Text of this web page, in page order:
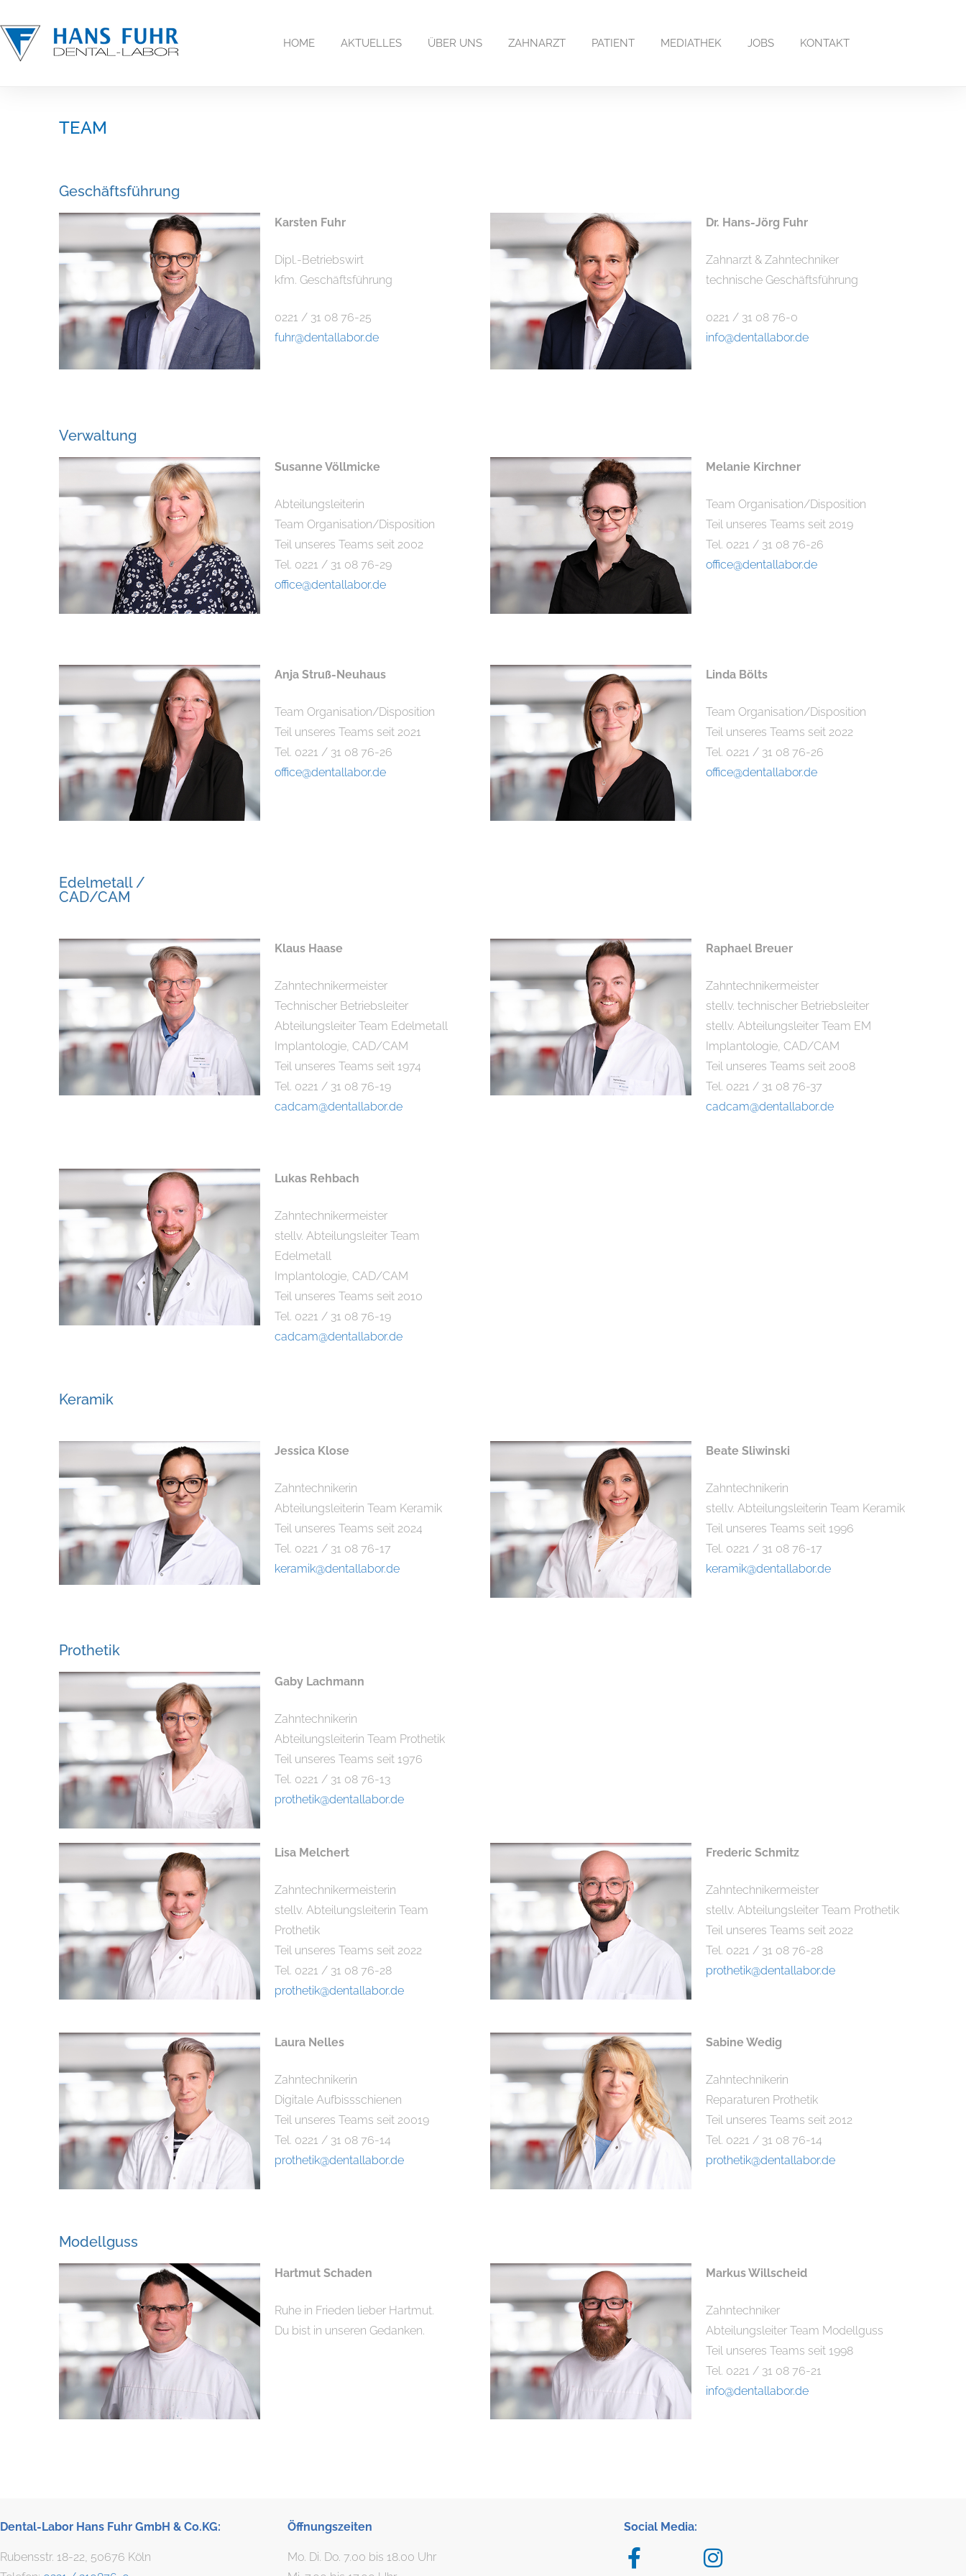
HOME AKTUELLES ÜBER UNS ZAHNARZT PATIENT MEDIATHEK JOBS KONTAKT
TEAM
Geschäftsführung
Karsten Fuhr
Dipl.-Betriebswirt
kfm. Geschäftsführung
0221 / 31 08 76-25
fuhr@dentallabor.de
Dr. Hans-Jörg Fuhr
Zahnarzt & Zahntechniker
technische Geschäftsführung
0221 / 31 08 76-0
info@dentallabor.de
Verwaltung
Susanne Völlmicke
Abteilungsleiterin
Team Organisation/Disposition
Teil unseres Teams seit 2002
Tel. 0221 / 31 08 76-29
office@dentallabor.de
Melanie Kirchner
Team Organisation/Disposition
Teil unseres Teams seit 2019
Tel. 0221 / 31 08 76-26
office@dentallabor.de
Anja Struß-Neuhaus
Team Organisation/Disposition
Teil unseres Teams seit 2021
Tel. 0221 / 31 08 76-26
office@dentallabor.de
Linda Bölts
Team Organisation/Disposition
Teil unseres Teams seit 2022
Tel. 0221 / 31 08 76-26
office@dentallabor.de
Edelmetall /
CAD/CAM
Klaus Haase
Zahntechnikermeister
Technischer Betriebsleiter
Abteilungsleiter Team Edelmetall
Implantologie, CAD/CAM
Teil unseres Teams seit 1974
Tel. 0221 / 31 08 76-19
cadcam@dentallabor.de
Raphael Breuer
Zahntechnikermeister
stellv. technischer Betriebsleiter
stellv. Abteilungsleiter Team EM
Implantologie, CAD/CAM
Teil unseres Teams seit 2008
Tel. 0221 / 31 08 76-37
cadcam@dentallabor.de
Lukas Rehbach
Zahntechnikermeister
stellv. Abteilungsleiter Team
Edelmetall
Implantologie, CAD/CAM
Teil unseres Teams seit 2010
Tel. 0221 / 31 08 76-19
cadcam@dentallabor.de
Keramik
Jessica Klose
Zahntechnikerin
Abteilungsleiterin Team Keramik
Teil unseres Teams seit 2024
Tel. 0221 / 31 08 76-17
keramik@dentallabor.de
Beate Sliwinski
Zahntechnikerin
stellv. Abteilungsleiterin Team Keramik
Teil unseres Teams seit 1996
Tel. 0221 / 31 08 76-17
keramik@dentallabor.de
Prothetik
Gaby Lachmann
Zahntechnikerin
Abteilungsleiterin Team Prothetik
Teil unseres Teams seit 1976
Tel. 0221 / 31 08 76-13
prothetik@dentallabor.de
Lisa Melchert
Zahntechnikermeisterin
stellv. Abteilungsleiterin Team
Prothetik
Teil unseres Teams seit 2022
Tel. 0221 / 31 08 76-28
prothetik@dentallabor.de
Frederic Schmitz
Zahntechnikermeister
stellv. Abteilungsleiter Team Prothetik
Teil unseres Teams seit 2022
Tel. 0221 / 31 08 76-28
prothetik@dentallabor.de
Laura Nelles
Zahntechnikerin
Digitale Aufbissschienen
Teil unseres Teams seit 20019
Tel. 0221 / 31 08 76-14
prothetik@dentallabor.de
Sabine Wedig
Zahntechnikerin
Reparaturen Prothetik
Teil unseres Teams seit 2012
Tel. 0221 / 31 08 76-14
prothetik@dentallabor.de
Modellguss
Hartmut Schaden
Ruhe in Frieden lieber Hartmut.
Du bist in unseren Gedanken.
Markus Willscheid
Zahntechniker
Abteilungsleiter Team Modellguss
Teil unseres Teams seit 1998
Tel. 0221 / 31 08 76-21
info@dentallabor.de
Dental-Labor Hans Fuhr GmbH & Co.KG:
Rubensstr. 18-22, 50676 Köln
Öffnungszeiten
Mo. Di. Do. 7.00 bis 18.00 Uhr
Social Media: